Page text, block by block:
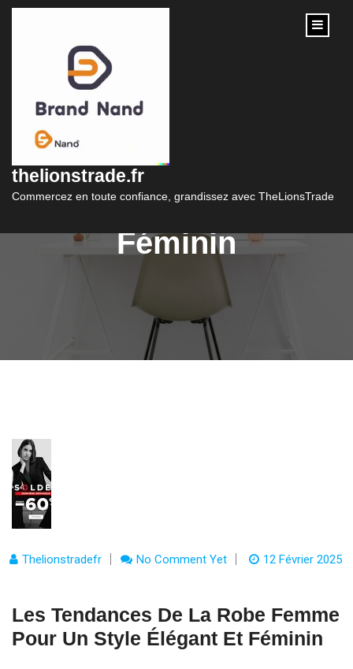
content
thelionstrade.fr
Commercez en toute confiance, grandissez avec TheLionsTrade
Les Tendances de la
Robe Femme pour un
Style Élégant et
Féminin
Thelionstradefr No Comment Yet 12 Février 2025
Les Tendances De La Robe Femme
Pour Un Style Élégant Et Féminin